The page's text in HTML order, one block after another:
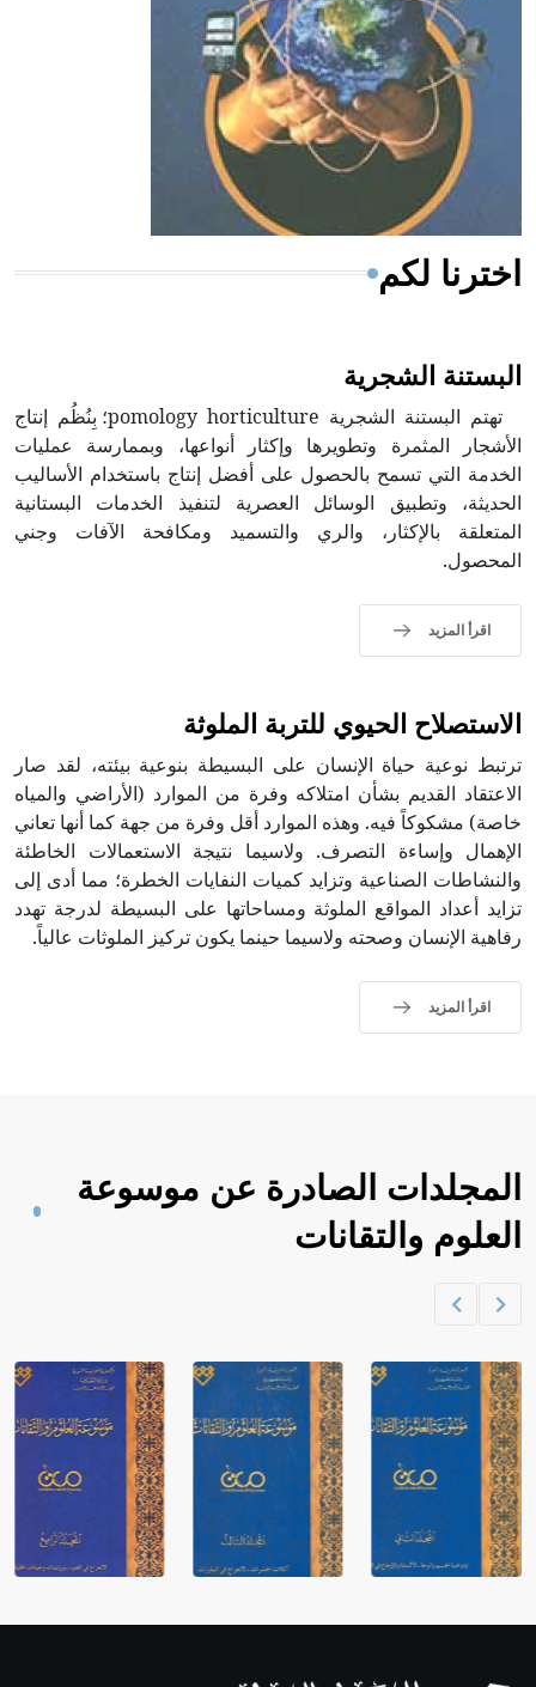
- هل تعلم أن المرجان إفراز حيواني يتكون في البحر ويتركب
من مادة كربونات الكلسيوم، وهو أحمر أو شديد الحمرة وهو
أجود أنواعه، ويمتاز بكبر الحجم ويسمى الش
اخترنا لكم
البستنة الشجرية
تهتم البستنة الشجرية pomology horticulture؛ بِنُظُم إنتاج
الأشجار المثمرة وتطويرها وإكثار أنواعها، وبممارسة عمليات
الخدمة التي تسمح بالحصول على أفضل إنتاج باستخدام الأساليب
الحديثة، وتطبيق الوسائل العصرية لتنفيذ الخدمات البستانية
المتعلقة بالإكثار، والري والتسميد ومكافحة الآفات وجني
المحصول.
اقرأ المزيد
الاستصلاح الحيوي للتربة الملوثة
ترتبط نوعية حياة الإنسان على البسيطة بنوعية بيئته، لقد صار
الاعتقاد القديم بشأن امتلاكه وفرة من الموارد (الأراضي والمياه
خاصة) مشكوكاً فيه. وهذه الموارد أقل وفرة من جهة كما أنها تعاني
الإهمال وإساءة التصرف. ولاسيما نتيجة الاستعمالات الخاطئة
والنشاطات الصناعية وتزايد كميات النفايات الخطرة؛ مما أدى إلى
تزايد أعداد المواقع الملوثة ومساحاتها على البسيطة لدرجة تهدد
رفاهية الإنسان وصحته ولاسيما حينما يكون تركيز الملوثات عالياً.
اقرأ المزيد
المجلدات الصادرة عن موسوعة
العلوم والتقانات